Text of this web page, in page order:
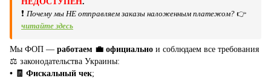
❗ Почему мы НЕ отправляем заказы наложенным платежом? 👉
читайте здесь
Мы ФОП — работаем 💼 официально и соблюдаем все требования
⚖️ законодательства Украины:
• 🧾 Фискальный чек;